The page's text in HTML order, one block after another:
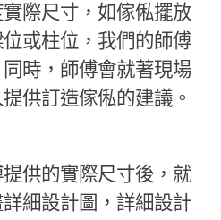
際尺寸，如傢俬擺放
或柱位，我們的師傅
時，師傅會就著現場
供訂造傢俬的建議。
供的實際尺寸後，就
細設計圖，詳細設計